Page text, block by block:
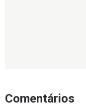
Comentários